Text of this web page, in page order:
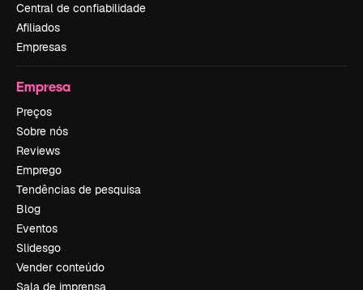
Central de confiabilidade
Afiliados
Empresas
Empresa
Preços
Sobre nós
Reviews
Emprego
Tendências de pesquisa
Blog
Eventos
Slidesgo
Vender conteúdo
Sala de imprensa